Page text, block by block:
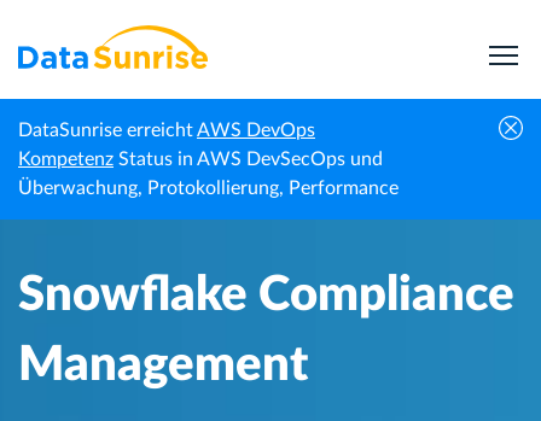
DataSunrise erreichtAWS DevOps
Kompetenz Status in AWS DevSecOps und
Überwachung, Protokollierung, Performance
Startseite Wissenszentrum Snowflake Compliance Management
Snowflake Compliance
Management